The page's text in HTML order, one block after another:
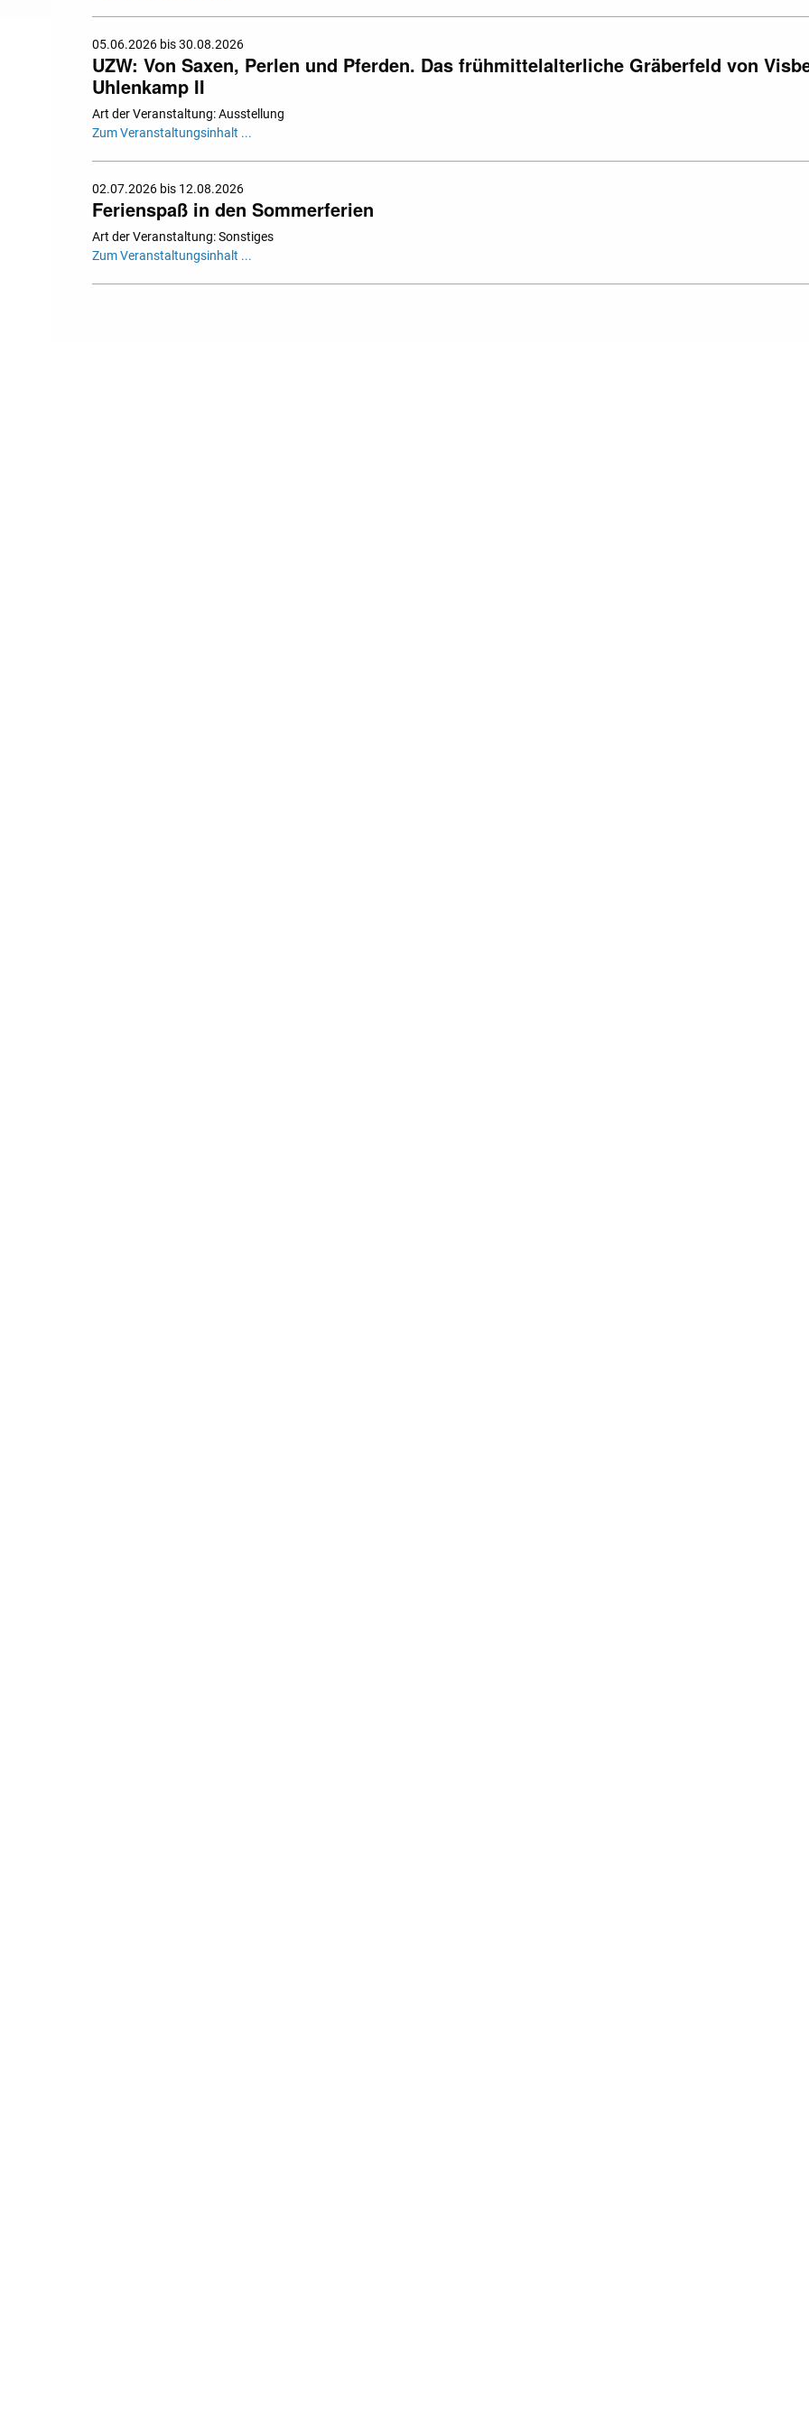
05.06.2026 bis 30.08.2026
UZW: Von Saxen, Perlen und Pferden. Das frühmittelalterliche Gräberfeld von
Uhlenkamp II
Art der Veranstaltung: Ausstellung
Zum Veranstaltungsinhalt ...
02.07.2026 bis 12.08.2026
Ferienspaß in den Sommerferien
Art der Veranstaltung: Sonstiges
Zum Veranstaltungsinhalt ...